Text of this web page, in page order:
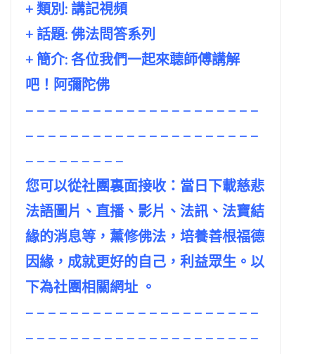
+ 類別: 講記視頻
+ 話題: 佛法問答系列
+ 簡介: 各位我們一起來聼師傅講解
吧！阿彌陀佛
– – – – – – – – – – – – – – – – – – – – –
– – – – – – – – – – – – – – – – – – – – –
– – – – – – – – –
您可以從社團裏面接收：當日下載慈悲
法語圖片、直播、影片、法訊、法寶結
緣的消息等，薰修佛法，培養善根福德
因緣，成就更好的自己，利益眾生。以
下為社團相關網址 。
– – – – – – – – – – – – – – – – – – – – –
– – – – – – – – – – – – – – – – – – – – –